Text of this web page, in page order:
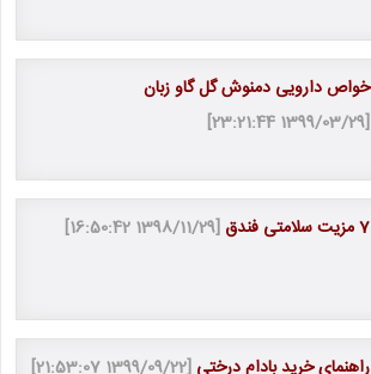
خواص دارویی دمنوش گل گاو زبان
[1399/03/29 23:21:44]
7 مزیت سلامتی فندق [1398/11/29 16:50:42]